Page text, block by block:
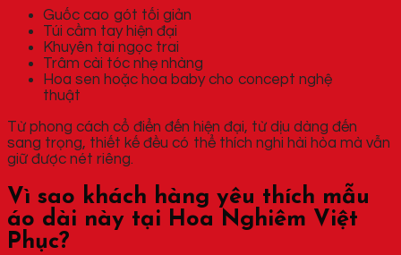
Guốc cao gót tối giản
Túi cầm tay hiện đại
Khuyên tai ngọc trai
Trâm cài tóc nhẹ nhàng
Hoa sen hoặc hoa baby cho concept nghệ
thuật
Từ phong cách cổ điển đến hiện đại, từ dịu dàng đến
sang trọng, thiết kế đều có thể thích nghi hài hòa mà vẫn
giữ được nét riêng.
Vì sao khách hàng yêu thích mẫu
áo dài này tại Hoa Nghiêm Việt
Phục?